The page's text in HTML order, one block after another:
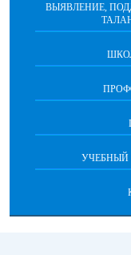
ВЫЯВЛЕНИЕ,
УЧЕБНЫЙ